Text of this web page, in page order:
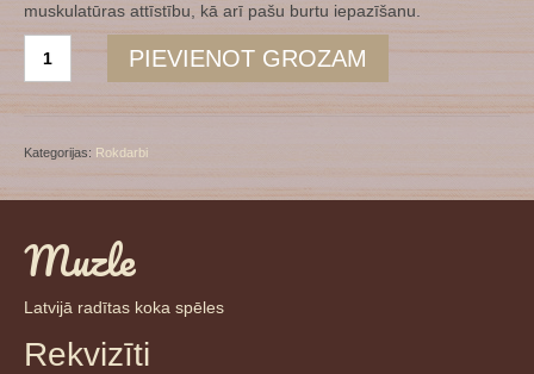
muskulatūras attīstību, kā arī pašu burtu iepazīšanu.
burtu
alfabēts
daudzums
PIEVIENOT GROZAM
Kategorijas: Rokdarbi
Muzle
Latvijā radītas koka spēles
Rekvizīti